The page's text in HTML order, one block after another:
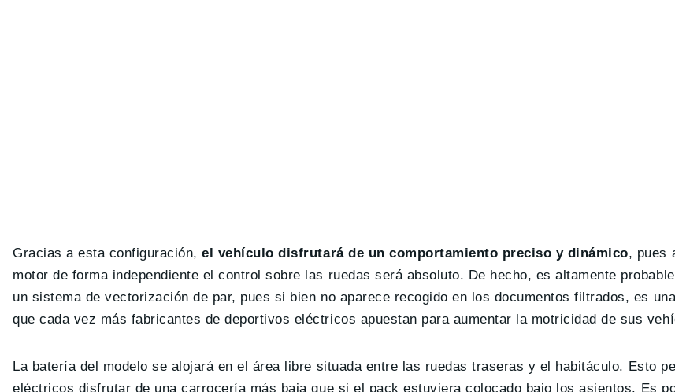
Gracias a esta configuración, el vehículo disfrutará de un comportamiento preciso y dinámico, pues
motor de forma independiente el control sobre las ruedas será absoluto. De hecho, es altamente
un sistema de vectorización de par, pues si bien no aparece recogido en los documentos filtrados, es
que cada vez más fabricantes de deportivos eléctricos apuestan para aumentar la motricidad de sus
La batería del modelo se alojará en el área libre situada entre las ruedas traseras y el habitáculo. Esto
eléctricos disfrutar de una carrocería más baja que si el pack estuviera colocado bajo los asientos. Es